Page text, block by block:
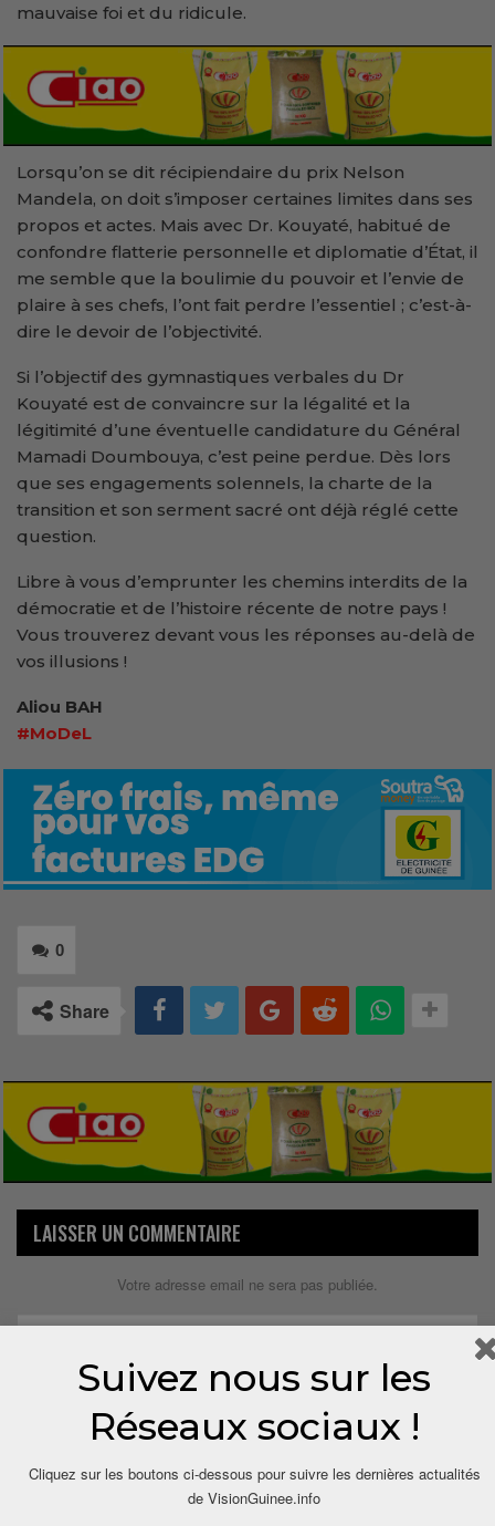
mauvaise foi et du ridicule.
Lorsqu’on se dit récipiendaire du prix Nelson
Mandela, on doit s’imposer certaines limites dans ses
propos et actes. Mais avec Dr. Kouyaté, habitué de
confondre flatterie personnelle et diplomatie d’État, il
me semble que la boulimie du pouvoir et l’envie de
plaire à ses chefs, l’ont fait perdre l’essentiel ; c’est-à-
dire le devoir de l’objectivité.
Si l’objectif des gymnastiques verbales du Dr
Kouyaté est de convaincre sur la légalité et la
légitimité d’une éventuelle candidature du Général
Mamadi Doumbouya, c’est peine perdue. Dès lors
que ses engagements solennels, la charte de la
transition et son serment sacré ont déjà réglé cette
question.
Libre à vous d’emprunter les chemins interdits de la
démocratie et de l’histoire récente de notre pays !
Vous trouverez devant vous les réponses au-delà de
vos illusions !
Aliou BAH
#MoDeL
0
Share
LAISSER UN COMMENTAIRE
Votre adresse email ne sera pas publiée.
Suivez nous sur les
Réseaux sociaux !
Cliquez sur les boutons ci-dessous pour suivre les dernières actualités
de VisionGuinee.info